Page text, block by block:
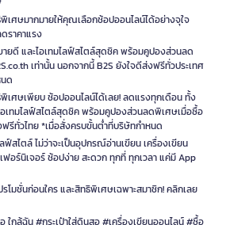
เศษมากมายให้คุณเลือกช้อปออนไลน์ได้อย่างจุใจ
ราคาแรง
ยดี และไอเทมไลฟ์สไตล์สุดชิค พร้อมคูปองส่วนลด
เท่านั้น นอกจากนี้ B2S ยังใจดีส่งฟรีทั่วประเทศ
ด
เศษเพียบ ช้อปออนไลน์ได้เลย! ลดแรงทุกเดือน ทั้ง
เทมไลฟ์สไตล์สุดชิค พร้อมคูปองส่วนลดพิเศษเมื่อซื้อ
ฟรีทั่วไทย *เมื่อสั่งครบขั้นต่ำที่บริษัทกำหนด
สไตล์ ไม่ว่าจะเป็นอุปกรณ์อ่านเขียน เครื่องเขียน
อร์นิเจอร์ ช้อปง่าย สะดวก ทุกที่ ทุกเวลา แค่มี App
โมชั่นก่อนใคร และสิทธิพิเศษเฉพาะสมาชิก! คลิกเลย
ใกล้ฉัน #กระเป๋าใส่ดินสอ #เครื่องเขียนออนไลน์ #ซื้อ